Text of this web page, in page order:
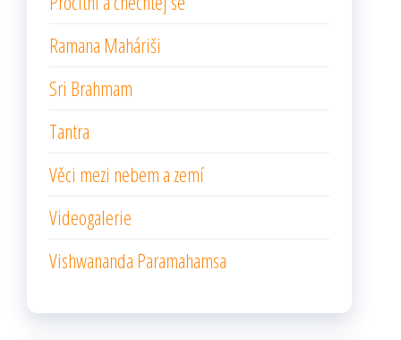
Ramana Maháriši
Sri Brahmam
Tantra
Věci mezi nebem a zemí
Videogalerie
Vishwananda Paramahamsa